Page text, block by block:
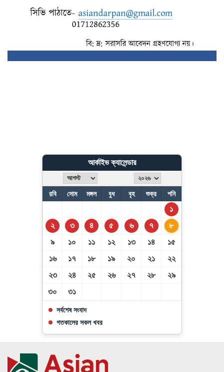
আর্কাইভ ক্যালেন্ডার
রবি সোম মঙ্গল বুধ বৃহ শুক্র শনি
১
২
৩ ৪ ৫ ৬ ৭
৮
৯
১০ ১১ ১২ ১৩ ১৪
১৫
১৬
১৭ ১৮ ১৯ ২০ ২১
২২
২৩
২৪ ২৫ ২৬ ২৭ ২৮
২৯
৩০
৩১
সর্বশেষ সংবাদ
গতকালের সকল খবর